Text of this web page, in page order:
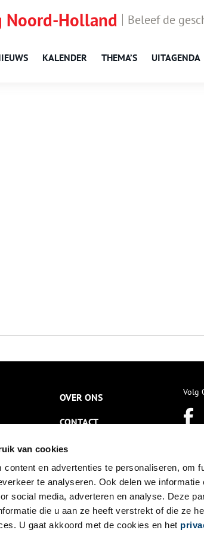
van cookies
content en advertenties te personaliseren, om
te analyseren. Ook delen we
social media, adverteren en analyse. Deze
die u aan ze heeft verstrekt of die ze
U gaat akkoord met de cookies en het
Noord-Holland Beleef de
KALENDER THEMA’S UITAGENDA
OVER ONS
CONTACT
NIEUWSBRIEF
DISCLAIMER
PRIVACY
TOEGANKELIJKHEID
Volg